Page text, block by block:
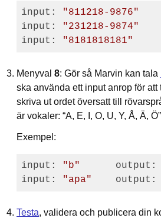
input: "811218-9876"
input:
"231218-9874"
input:
"8181818181"
Menyval8: Gör så Marvin kan tala
ska använda ett input anrop för att
skriva ut ordet översatt till
är vokaler: “A, E, I, O, U, Y, Å, Ä, Ö”
Exempel:
input: "b"
      output:
input:
"apa"
    output:
Testa, validera och publicera din